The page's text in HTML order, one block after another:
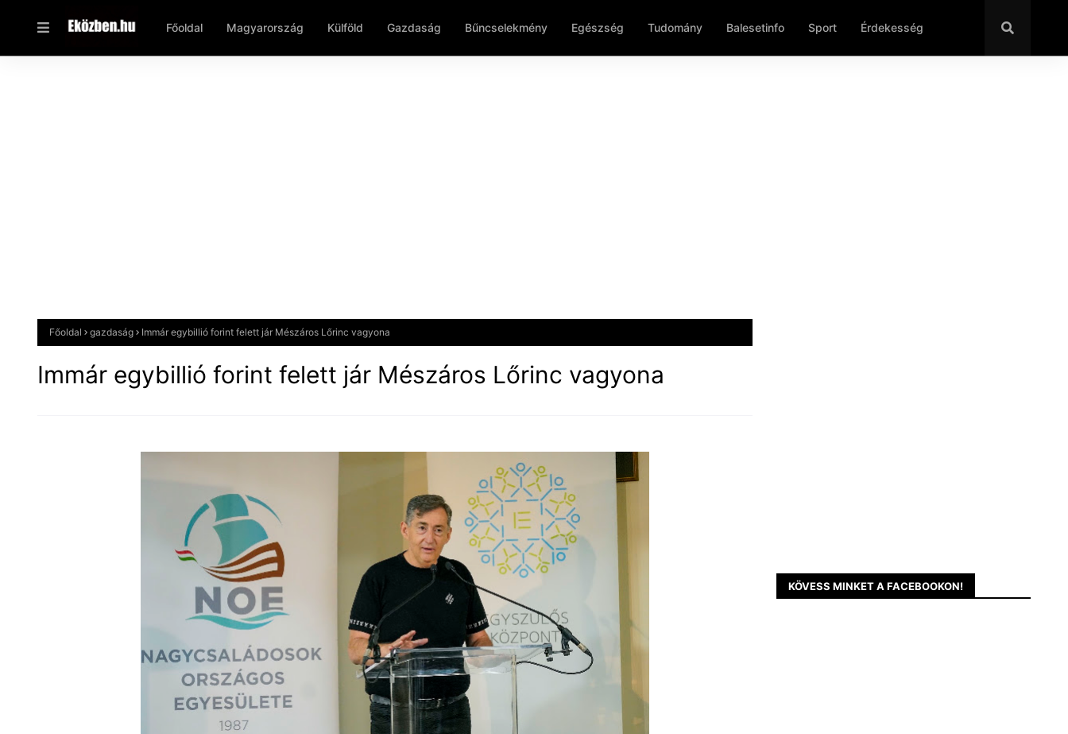
Főoldal Magyarország Külföld Gazdaság Bűncselekmény Egészség Tudomány Balesetinfo Sport Érdekesség
Főoldal gazdaság Immár egybillió forint felett jár Mészáros Lőrinc vagyona
Immár egybillió forint felett jár Mészáros Lőrinc vagyona
KÖVESS MINKET A FACEBOOKON!